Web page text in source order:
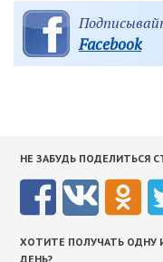
Facebook
НЕ ЗАБУДЬ ПОДЕЛИТЬСЯ
ХОТИТЕ ПОЛУЧАТЬ ОДНУ
ДЕНЬ?